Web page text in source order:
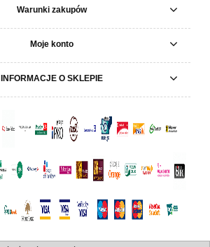
Warunki zakupów
Moje konto
INFORMACJE O SKLEPIE